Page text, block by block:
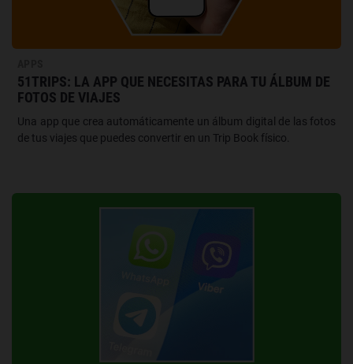
51TRIPS: LA APP QUE NECESITAS PARA TU ÁLBUM DE
FOTOS DE VIAJES
Una app que crea automáticamente un álbum digital de las fotos
de tus viajes que puedes convertir en un Trip Book físico.